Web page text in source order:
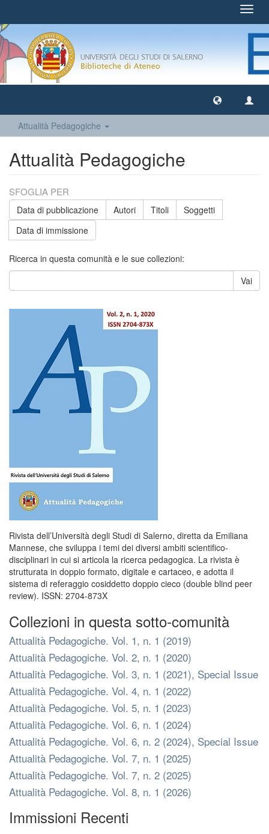
Attualità Pedagogiche
Attualità Pedagogiche
SFOGLIA PER
Data di pubblicazione Autori Titoli
Soggetti
Data di immissione
Ricerca in questa comunità e le sue collezioni:
Vai
Rivista dell’Università degli Studi di Salerno, diretta da Emiliana
Mannese, che sviluppa i temi dei diversi ambiti scientifico-
disciplinari in cui si articola la ricerca pedagogica. La rivista è
strutturata in doppio formato, digitale e cartaceo, e adotta il
sistema di referaggio cosiddetto doppio cieco (double blind peer
review). ISSN: 2704-873X
Collezioni in questa sotto-comunità
Attualità Pedagogiche. Vol. 1, n. 1 (2019)
Attualità Pedagogiche. Vol. 2, n. 1 (2020)
Attualità Pedagogiche. Vol. 3, n. 1 (2021), Special Issue
Attualità Pedagogiche. Vol. 4, n. 1 (2022)
Attualità Pedagogiche. Vol. 5, n. 1 (2023)
Attualità Pedagogiche. Vol. 6, n. 1 (2024)
Attualità Pedagogiche. Vol. 6, n. 2 (2024), Special Issue
Attualità Pedagogiche. Vol. 7, n. 1 (2025)
Attualità Pedagogiche. Vol. 7, n. 2 (2025)
Attualità Pedagogiche. Vol. 8, n. 1 (2026)
Immissioni Recenti